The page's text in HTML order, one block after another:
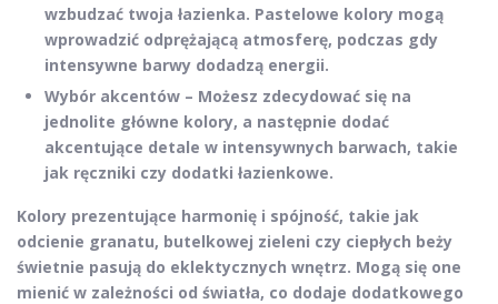
wzbudzać twoja łazienka. Pastelowe kolory mogą
wprowadzić odprężającą atmosferę, podczas gdy
intensywne barwy dodadzą energii.
Wybór akcentów – Możesz zdecydować się na
jednolite główne kolory, a następnie dodać
akcentujące detale w intensywnych barwach, takie
jak ręczniki czy dodatki łazienkowe.
Kolory prezentujące harmonię i spójność, takie jak
odcienie granatu, butelkowej zieleni czy ciepłych beży
świetnie pasują do eklektycznych wnętrz. Mogą się one
mienić w zależności od światła, co dodaje dodatkowego